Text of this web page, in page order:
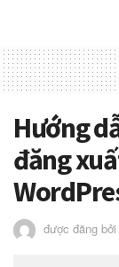
Hướng
đăng
được đăng bởi